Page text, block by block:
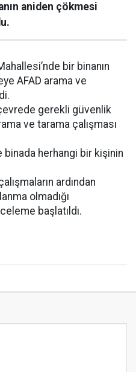
aniden çökmesi
bir binanın
AFAD arama ve
gerekli güvenlik
ve tarama çalışması
herhangi bir kişinin
ardından
olmadığı
başlatıldı.